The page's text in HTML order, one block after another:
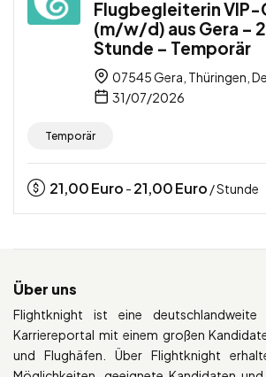
Flugbegleiterin
(m/w/d) aus Gera –
Stunde – Temporär
07545 Gera, Thüringen,
31/07/2026
Temporär
21,00Euro - 21,00Euro / Stunde
Über uns
Flightknight ist eine
Karriereportal mit einem großen
und Flughäfen. Über Flightknight